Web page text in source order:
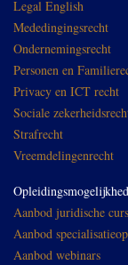
Legal English
Mededingingsrecht
Ondernemingsrecht
Personen en
Privacy en ICT recht
Sociale
Strafrecht
Vreemdelingenrecht
Aanbod juridische
Aanbod
Aanbod webinars